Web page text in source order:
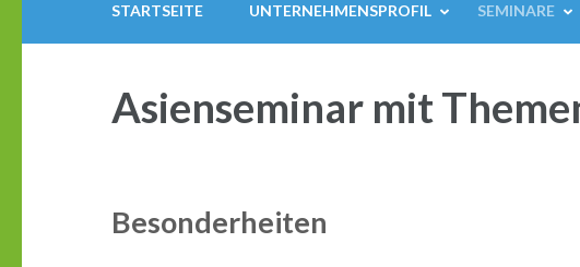
STARTSEITE UNTERNEHMENSPROFIL SEMINARE
Asienseminar mit
Besonderheiten